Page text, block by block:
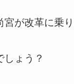
が改革に乗り
ょう？